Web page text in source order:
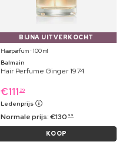
BIJNA UITVERKOCHT
Haarparfum ⋅ 100 ml
Balmain
Hair Perfume Ginger 1974
€111 29
Ledenprijs
Normale prijs:€130 99
KOOP